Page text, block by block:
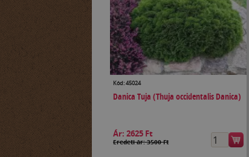
Kód: 45024
Danica Tuja (Thuja occidentalis Danica)
Ár: 2625 Ft
Eredeti ár: 3500 Ft